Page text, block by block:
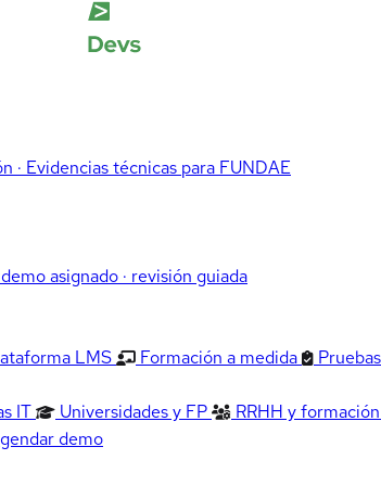
· Evidencias técnicas para FUNDAE
asignado · revisión guiada
LMS Formación a medida
IT Universidades y FP RRHH y formación
demo